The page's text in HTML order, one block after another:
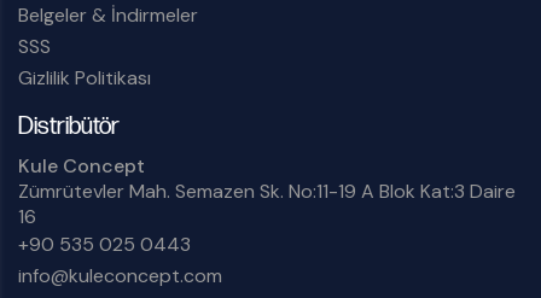
Belgeler & İndirmeler
SSS
Gizlilik Politikası
Distribütör
Kule Concept
Zümrütevler Mah. Semazen Sk. No:11-19 A Blok Kat:3 Daire
16
+90 535 025 0443
info@kuleconcept.com